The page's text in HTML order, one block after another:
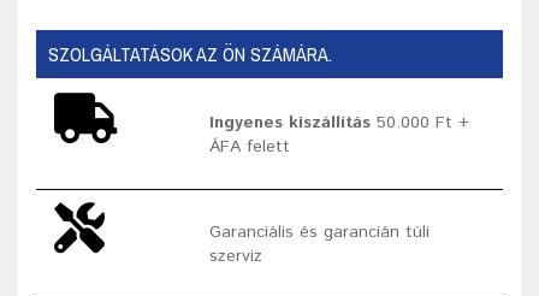
SZOLGÁLTATÁSOK AZ ÖN SZÁMÁRA.
Ingyenes kiszállítás 50.000 Ft +
ÁFA felett
Garanciális és garancián túli
szerviz